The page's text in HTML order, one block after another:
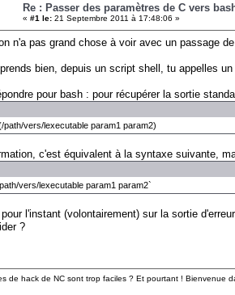
Re : Passer des paramètres de C vers
« #1 le: 21 Septembre 2011 à 17:48:06 »
n'a pas grand chose à voir avec un passage
bien, depuis un script shell, tu appelles
pour bash : pour récupérer la sortie
path/vers/lexecutable param1 param2)
c'est équivalent à la syntaxe suivante,
vers/lexecutable param1 param2`
l'instant (volontairement) sur la sortie
?
de hack de NC sont trop faciles ? Et pourtant ! Bienvenue